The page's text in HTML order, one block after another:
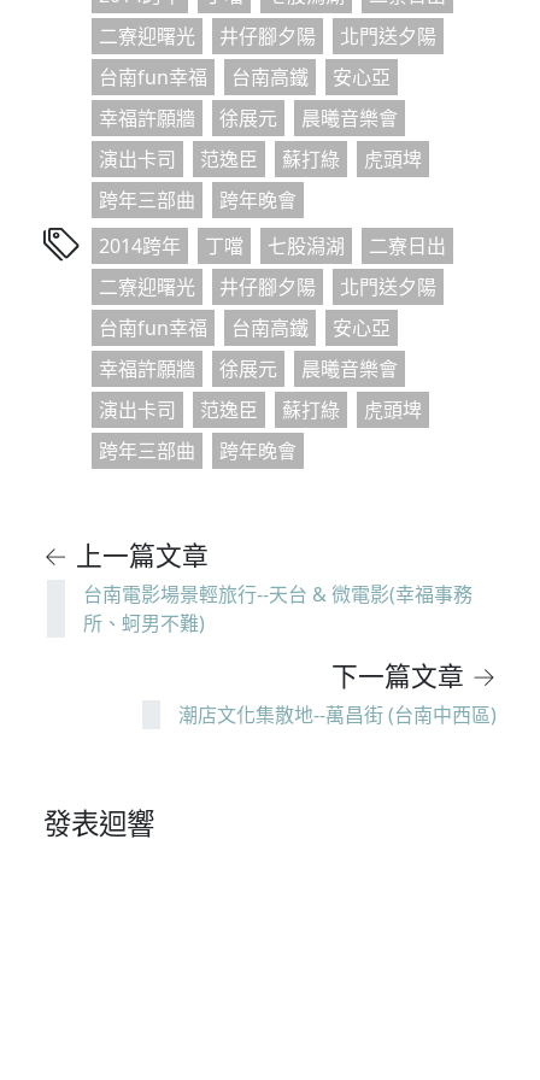
二寮迎曙光
井仔腳夕陽
北門送夕陽
台南fun幸福
台南高鐵
安心亞
幸福許願牆
徐展元
晨曦音樂會
演出卡司
范逸臣 蘇打綠
虎頭埤
跨年三部曲
跨年晚會
2014跨年
丁噹 七股潟湖
二寮日出
二寮迎曙光
井仔腳夕陽
北門送夕陽
台南fun幸福
台南高鐵
安心亞
幸福許願牆
徐展元
晨曦音樂會
演出卡司
范逸臣 蘇打綠
虎頭埤
跨年三部曲
跨年晚會
← 上一篇文章
台南電影場景輕旅行--天台 & 微電影(幸福事務
所、蚵男不難)
下一篇文章 →
潮店文化集散地--萬昌街 (台南中西區)
發表迴響